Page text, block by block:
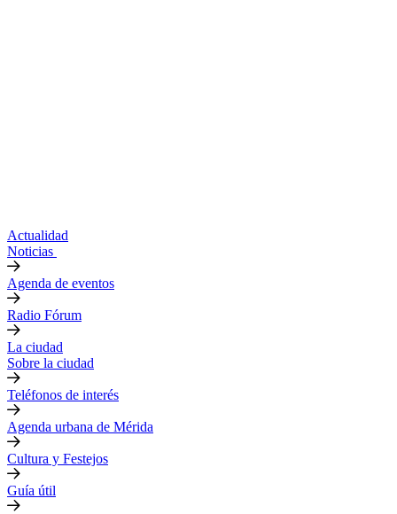
Actualidad
Noticias
Agenda de eventos
Radio Fórum
La ciudad
Sobre la ciudad
Teléfonos de interés
Agenda urbana de Mérida
Cultura y Festejos
Guía útil